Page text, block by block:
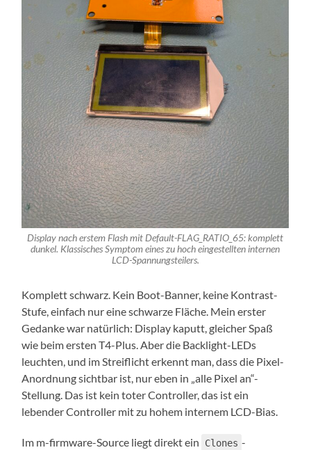
Display nach erstem Flash mit Default-FLAG_RATIO_65: komplett
dunkel. Klassisches Symptom eines zu hoch eingestellten internen
LCD-Spannungsteilers.
Komplett schwarz. Kein Boot-Banner, keine Kontrast-
Stufe, einfach nur eine schwarze Fläche. Mein erster
Gedanke war natürlich: Display kaputt, gleicher Spaß
wie beim ersten T4-Plus. Aber die Backlight-LEDs
leuchten, und im Streiflicht erkennt man, dass die Pixel-
Anordnung sichtbar ist, nur eben in „alle Pixel an“-
Stellung. Das ist kein toter Controller, das ist ein
lebender Controller mit zu hohem internem LCD-Bias.
Im m-firmware-Source liegt direkt ein Clones -